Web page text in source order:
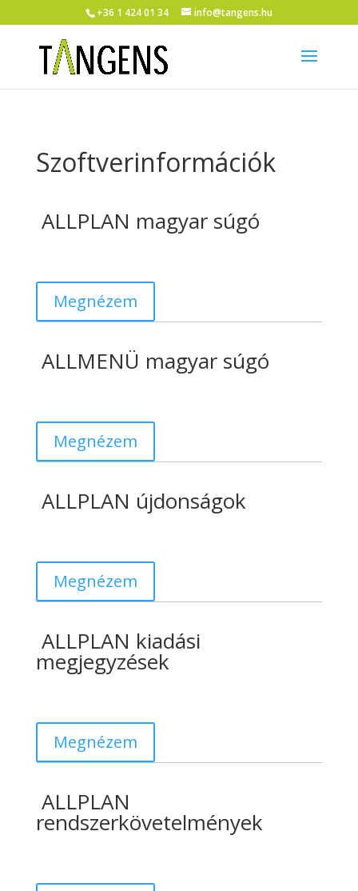
+36 1 424 01 34 info@tangens.hu
Szoftverinformációk
ALLPLAN magyar súgó
Megnézem
ALLMENÜ magyar súgó
Megnézem
ALLPLAN újdonságok
Megnézem
ALLPLAN kiadási
megjegyzések
Megnézem
ALLPLAN
rendszerkövetelmények